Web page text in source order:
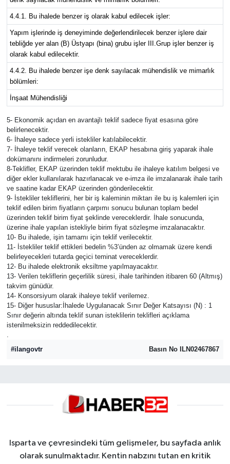
4.4.1. Bu ihalede benzer iş olarak kabul edilecek işler:
Yapım işlerinde iş deneyiminde değerlendirilecek benzer işlere dair
tebliğde yer alan (B) Üstyapı (bina) grubu işler III.Grup işler benzer iş
olarak kabul edilecektir.
4.4.2. Bu ihalede benzer işe denk sayılacak mühendislik ve mimarlık
bölümleri:
İnşaat Mühendisliği
5- Ekonomik açıdan en avantajlı teklif sadece fiyat esasına göre
belirlenecektir.
6- İhaleye sadece yerli istekliler katılabilecektir.
7- İhaleye teklif verecek olanların, EKAP hesabına giriş yaparak ihale
dokümanını indirmeleri zorunludur.
8-Teklifler, EKAP üzerinden teklif mektubu ile ihaleye katılım belgesi ve
diğer ekler kullanılarak hazırlanacak ve e-imza ile imzalanarak ihale tarih
ve saatine kadar EKAP üzerinden gönderilecektir.
9- İstekliler tekliflerini, her bir iş kaleminin miktarı ile bu iş kalemleri için
teklif edilen birim fiyatların çarpımı sonucu bulunan toplam bedel
üzerinden teklif birim fiyat şeklinde vereceklerdir. İhale sonucunda,
üzerine ihale yapılan istekliyle birim fiyat sözleşme imzalanacaktır.
10- Bu ihalede, işin tamamı için teklif verilecektir.
11- İstekliler teklif ettikleri bedelin %3’ünden az olmamak üzere kendi
belirleyecekleri tutarda geçici teminat vereceklerdir.
12- Bu ihalede elektronik eksiltme yapılmayacaktır.
13- Verilen tekliflerin geçerlilik süresi, ihale tarihinden itibaren 60 (Altmış)
takvim günüdür.
14- Konsorsiyum olarak ihaleye teklif verilemez.
15- Diğer hususlar:İhalede Uygulanacak Sınır Değer Katsayısı (N) : 1
Sınır değerin altında teklif sunan isteklilerin teklifleri açıklama
istenilmeksizin reddedilecektir.
#ilangovtr
Basın No ILN02467867
Isparta ve çevresindeki tüm gelişmeler, bu sayfada anlık
olarak sunulmaktadır. Kentin nabzını tutan en kritik